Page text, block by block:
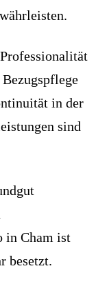
in der
sind
in Cham ist
besetzt.